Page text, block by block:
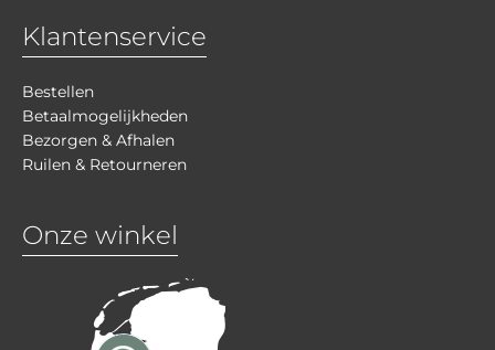
Klantenservice
Bestellen
Betaalmogelijkheden
Bezorgen & Afhalen
Ruilen & Retourneren
Onze winkel